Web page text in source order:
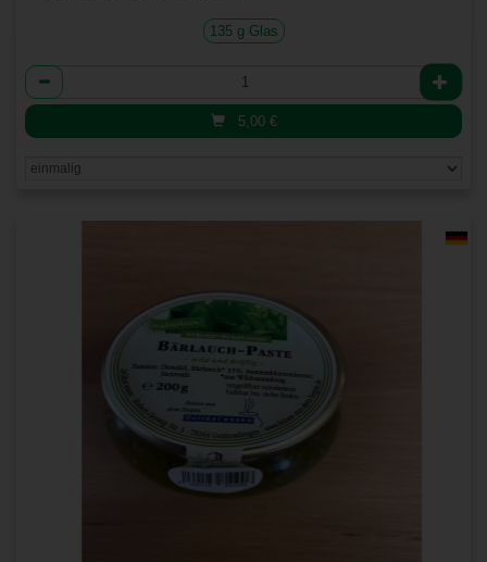
135 g Glas
Anzahl
5,00 €